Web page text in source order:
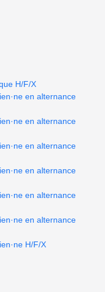
H/F/X
en alternance
en alternance
en alternance
en alternance
en alternance
en alternance
H/F/X